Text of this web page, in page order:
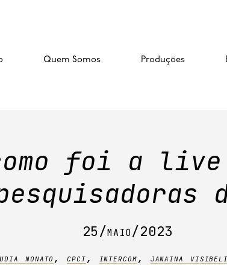
Quem Somos Produções
foi a live
25/maio/2023
nonato ,cpct, intercom, janaina visibeli